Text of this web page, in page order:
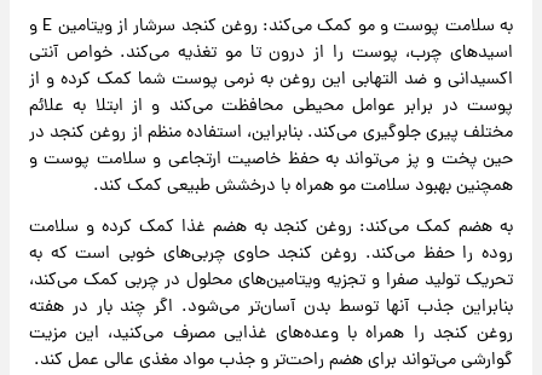
به سلامت پوست و مو کمک می‌کند: روغن کنجد سرشار از ویتامین E و
اسیدهای چرب، پوست را از درون تا مو تغذیه می‌کند. خواص آنتی
اکسیدانی و ضد التهابی این روغن به نرمی پوست شما کمک کرده و از
پوست در برابر عوامل محیطی محافظت می‌کند و از ابتلا به علائم
مختلف پیری جلوگیری می‌کند. بنابراین، استفاده منظم از روغن کنجد در
حین پخت و پز می‌تواند به حفظ خاصیت ارتجاعی و سلامت پوست و
همچنین بهبود سلامت مو همراه با درخشش طبیعی کمک کند.
به هضم کمک می‌کند: روغن کنجد به هضم غذا کمک کرده و سلامت
روده را حفظ می‌کند. روغن کنجد حاوی چربی‌های خوبی است که به
تحریک تولید صفرا و تجزیه ویتامین‌های محلول در چربی کمک می‌کند،
بنابراین جذب آنها توسط بدن آسان‌تر می‌شود. اگر چند بار در هفته
روغن کنجد را همراه با وعده‌های غذایی مصرف می‌کنید، این مزیت
گوارشی می‌تواند برای هضم راحت‌تر و جذب مواد مغذی عالی عمل کند.